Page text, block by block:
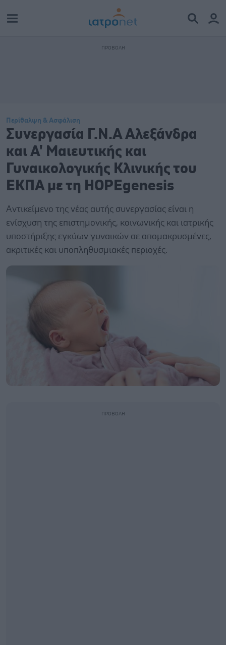
Περίθαλψη & Ασφάλιση
Συνεργασία Γ.Ν.Α Αλεξάνδρα
και Α' Μαιευτικής και
Γυναικολογικής Κλινικής του
ΕΚΠΑ με τη HOPEgenesis
Αντικείμενο της νέας αυτής συνεργασίας είναι η
ενίσχυση της επιστημονικής, κοινωνικής και ιατρικής
υποστήριξης εγκύων γυναικών σε απομακρυσμένες,
ακριτικές και υποπληθυσμιακές περιοχές.